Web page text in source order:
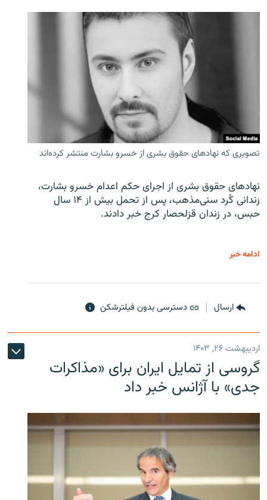
تصویری که نهادهای حقوق بشری از خسرو بشارت منتشر کرده‌اند
نهادهای حقوق بشری از اجرای حکم اعدام خسرو بشارت،
زندانی کُرد سنی‌مذهب، پس از تحمل بیش از ۱۴ سال
حبس، در زندان قزلحصار کرج خبر دادند.
ادامه خبر
ارسال دسترسی بدون فیلترشکن
اردیبهشت ۲۶, ۱۴۰۳
گروسی از تمایل ایران برای «مذاکرات
جدی» با آژانس خبر داد